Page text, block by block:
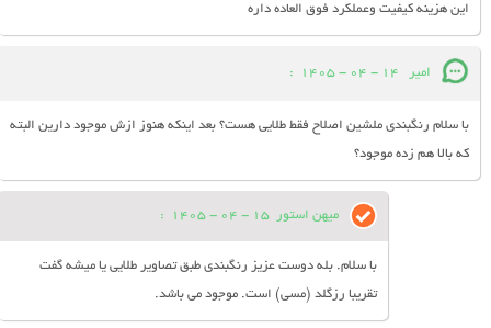
این هزینه کیفیت وعملکرد فوق العاده داره
امیر 14 - 04 - 1405
:
با سلام رنگبندی ملشین اصلاح فقط طلایی هست؟ بعد اینکه هنوز ازش موجود دارین البته
که بالا هم زده موجود؟
میهن استور 15 - 04 - 1405
:
با سلام. بله دوست عزیز رنگبندی طبق تصاویر طلایی یا میشه گفت
تقریبا رزگلد (مسی) است. موجود می باشد.